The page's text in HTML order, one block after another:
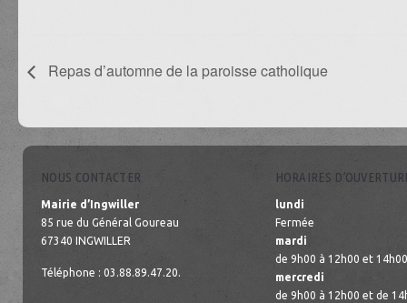
Repas d’automne de la paroisse catholique
NOUS CONTACTER
Mairie d’Ingwiller
85 rue du Général Goureau
67340 INGWILLER
Téléphone : 03.88.89.47.20.
HORAIRES
lundi
Fermée
mardi
de 9h00 à 12h00 et
mercredi
de 9h00 à 12h00 et de